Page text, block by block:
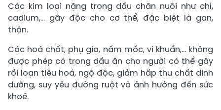
Các kim loại nặng trong dầu chăn nuôi như chì,
cadium,... gây độc cho cơ thể, đặc biệt là gan,
thận.
Các hoá chất, phụ gia, nấm mốc, vi khuẩn,... không
được phép có trong dầu ăn cho người có thể gây
rối loạn tiêu hoá, ngộ độc, giảm hấp thu chất dinh
dưỡng, suy yếu đường ruột và ảnh hưởng đến sức
khoẻ.